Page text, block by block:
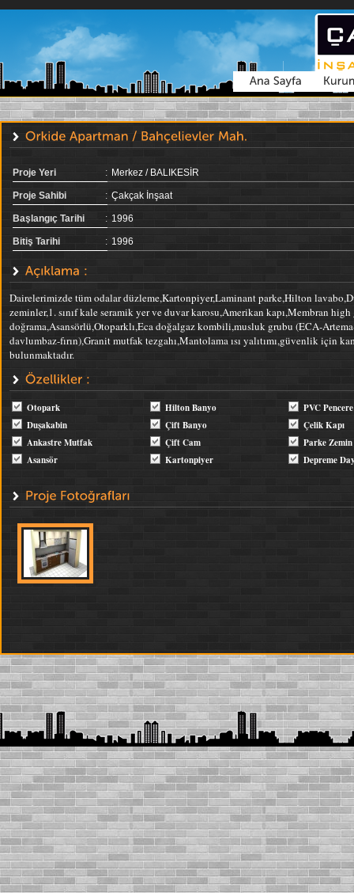
Proje Yeri : Merkez / BALIKESİR
Proje Sahibi : Çakçak İnşaat
Başlangıç Tarihi : 1996
Bitiş Tarihi : 1996
Dairelerimizde tüm odalar düzleme,Kartonpiyer,Laminant parke,Hilton
zeminler,1. sınıf kale seramik yer ve duvar karosu,Amerikan kapı,Membran
doğrama,Asansörlü,Otoparklı,Eca doğalgaz kombili,musluk grubu (ECA-
davlumbaz-fırın),Granit mutfak tezgahı,Mantolama ısı yalıtımı,güvenlik için
bulunmaktadır.
Otopark Hilton Banyo
PVC Pencere
Duşakabin
Çift Banyo
Çelik Kapı
Ankastre Mutfak
Çift Cam
Parke Zemin
Asansör
Kartonpiyer Depreme